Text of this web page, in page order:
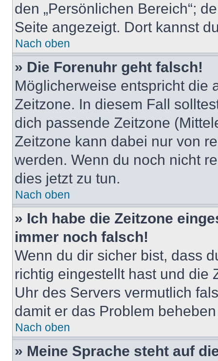
den „Persönlichen Bereich“;
Seite angezeigt. Dort kannst
Nach oben
» Die Forenuhr geht falsch!
Möglicherweise entspricht die
Zeitzone. In diesem Fall
dich passende Zeitzone
Zeitzone kann dabei nur von
werden. Wenn du noch nicht
dies jetzt zu tun.
Nach oben
» Ich habe die Zeitzone
immer noch falsch!
Wenn du dir sicher bist, dass
richtig eingestellt hast und die
Uhr des Servers vermutlich
damit er das Problem
Nach oben
» Meine Sprache steht auf